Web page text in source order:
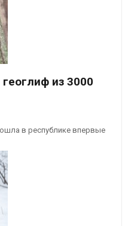
из 3000
в республике впервые